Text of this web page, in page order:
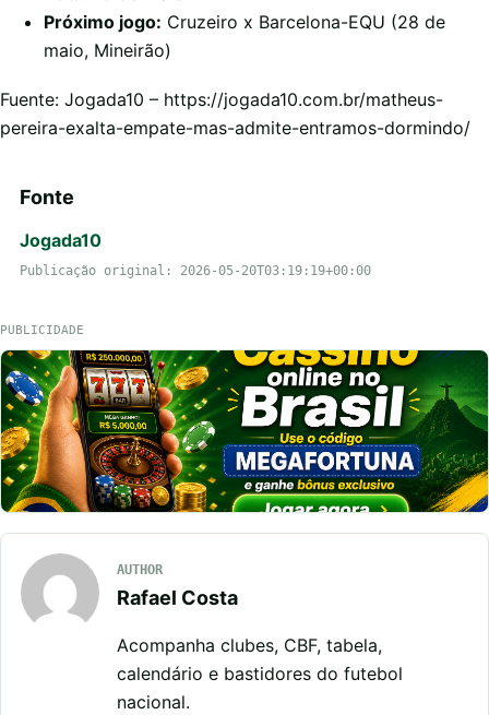
Próximo jogo: Cruzeiro x Barcelona-EQU (28 de
maio, Mineirão)
Fuente: Jogada10 – https://jogada10.com.br/matheus-
pereira-exalta-empate-mas-admite-entramos-dormindo/
Fonte
Jogada10
Publicação original: 2026-05-20T03:19:19+00:00
PUBLICIDADE
AUTHOR
Rafael Costa
Acompanha clubes, CBF, tabela,
calendário e bastidores do futebol
nacional.